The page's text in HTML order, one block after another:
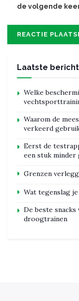
de volgende
Laatste
Welke
Waarom de
verkeerd
Eerst de
een stuk minder
Grenzen
Wat tegenslag
De beste
droogtrainen